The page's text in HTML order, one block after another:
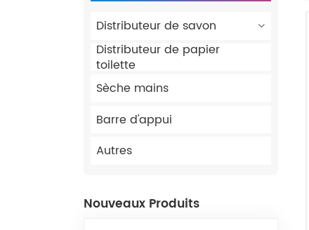
Distributeur de savon
Distributeur de papier
toilette
Sèche mains
Barre d'appui
Autres
Nouveaux Produits